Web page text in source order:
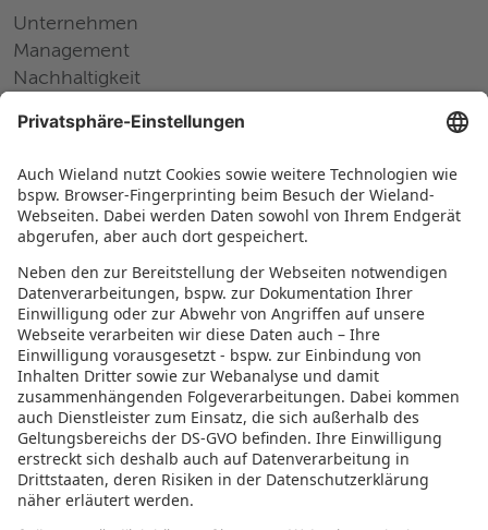
Unternehmen
Management
Nachhaltigkeit
Messen und Events
Karriere
Arbeiten bei Wieland
Jobs Europa
Jobs Nordamerika
Jobs Asien
RECHTLICHES
Datenschutz